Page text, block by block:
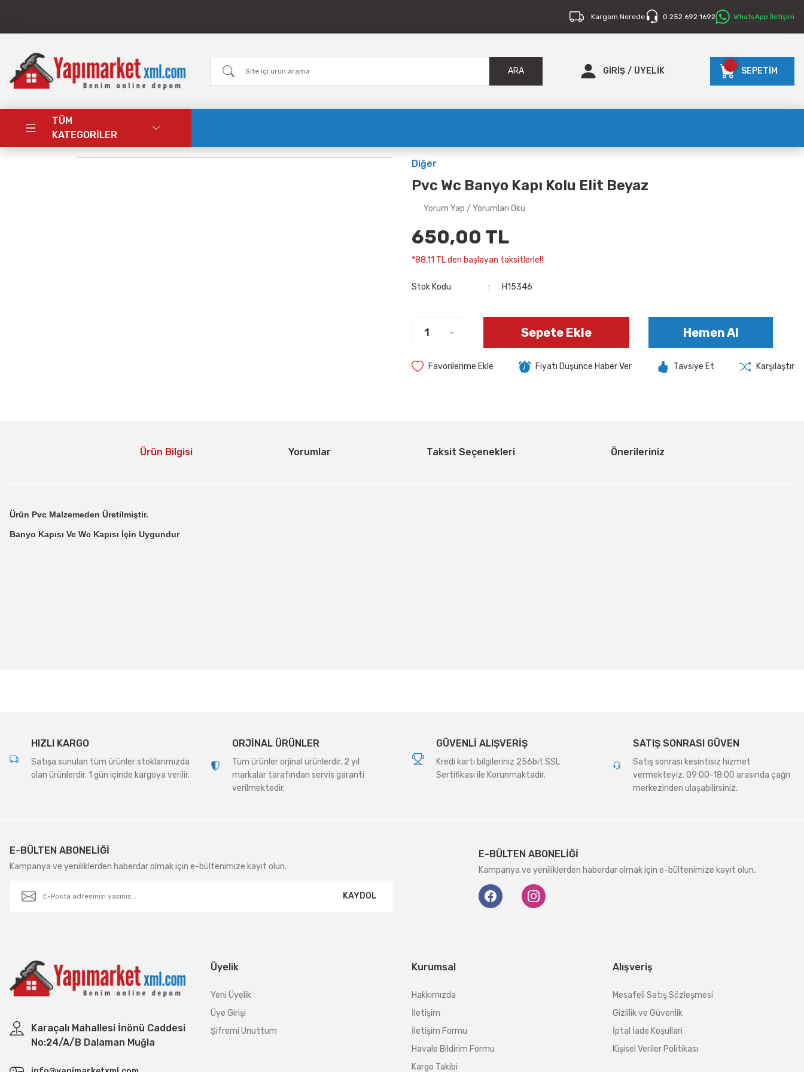
Kargom Nerede 0 252 692 1692 WhatsApp İletişim
ARA GİRİŞ / ÜYELİK SEPETİM
TÜM
KATEGORİLER
Diğer
Pvc Wc Banyo Kapı Kolu Elit Beyaz
Yorum Yap / Yorumları Oku
650,00 TL
*88,11 TL den başlayan taksitlerle!!
Stok Kodu H15346
Sepete Ekle Hemen Al
Fiyatı Düşünce Haber Ver Tavsiye Et Karşılaştır
Ürün Bilgisi Yorumlar Taksit Seçenekleri Önerileriniz
Ürün Pvc Malzemeden Üretilmiştir.
Banyo Kapısı Ve Wc Kapısı İçin Uygundur
HIZLI KARGO
Satışa sunulan tüm ürünler stoklarımızda
olan ürünlerdir. 1 gün içinde kargoya verilir.
ORJİNAL ÜRÜNLER
Tüm ürünler orjinal ürünlerdir. 2 yıl
markalar tarafından servis garanti
verilmektedir.
GÜVENLİ ALIŞVERİŞ
Kredi kartı bilgileriniz 256bit SSL
Sertifikası ile Korunmaktadır.
SATIŞ SONRASI GÜVEN
Satış sonrası kesintisiz hizmet
vermekteyiz. 09:00-18:00 arasında çağrı
merkezinden ulaşabilirsiniz.
E-BÜLTEN ABONELİĞİ
Kampanya ve yeniliklerden haberdar olmak için e-bültenimize kayıt olun.
KAYDOL
E-BÜLTEN ABONELİĞİ
Kampanya ve yeniliklerden haberdar olmak için e-bültenimize kayıt olun.
Karaçalı Mahallesi İnönü Caddesi
No:24/A/B Dalaman Muğla
Üyelik
Yeni Üyelik
Üye Girişi
Şifremi Unuttum
Kurumsal
Hakkımızda
İletişim
İletişim Formu
Havale Bildirim Formu
Kargo Takibi
Alışveriş
Mesafeli Satış Sözleşmesi
Gizlilik ve Güvenlik
İptal İade Koşullari
Kişisel Veriler Politikası